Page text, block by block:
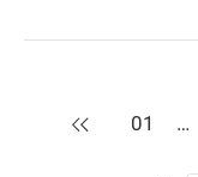
上一页
01 …